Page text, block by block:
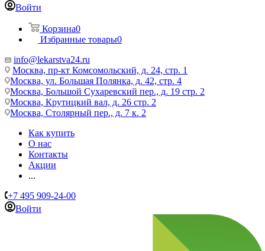
Войти
Корзина0
Избранные товары0
info@lekarstva24.ru
Москва, пр-кт Комсомольский, д. 24, стр. 1
Москва, ул. Большая Полянка, д. 42, стр. 4
Москва, Большой Сухаревский пер., д. 19 стр. 2
Москва, Крутицкий вал, д. 26 стр. 2
Москва, Столярный пер., д. 7 к. 2
Как купить
О нас
Контакты
Акции
...
+7 495 909-24-00
Войти